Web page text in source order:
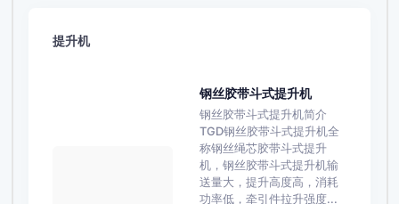
提升机
钢丝胶带斗式提升机
钢丝胶带斗式提升机简介
TGD钢丝胶带斗式提升机全
称钢丝绳芯胶带斗式提升
机，钢丝胶带斗式提升机输
送量大，提升高度高，消耗
功率低，牵引件拉升强度...